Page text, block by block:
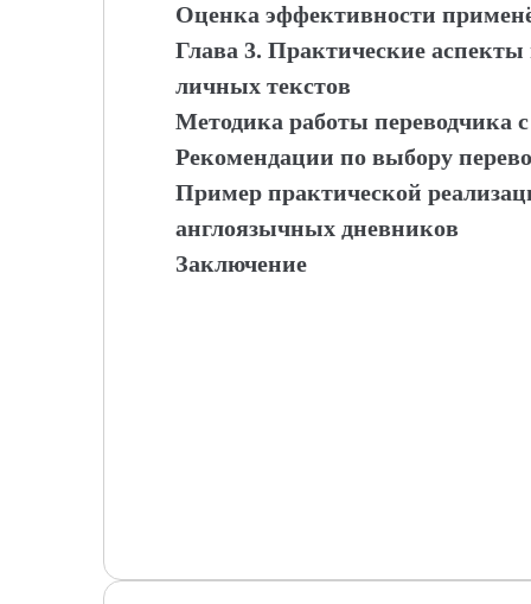
Оценка эффективности
Глава 3. Практические
личных текстов
Методика работы переводчика
Рекомендации по выбору
Пример практической
англоязычных дневников
Заключение